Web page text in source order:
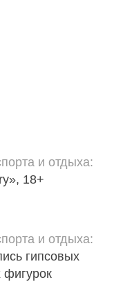
и отдыха
18+
и отдыха
гипсовых
фигурок